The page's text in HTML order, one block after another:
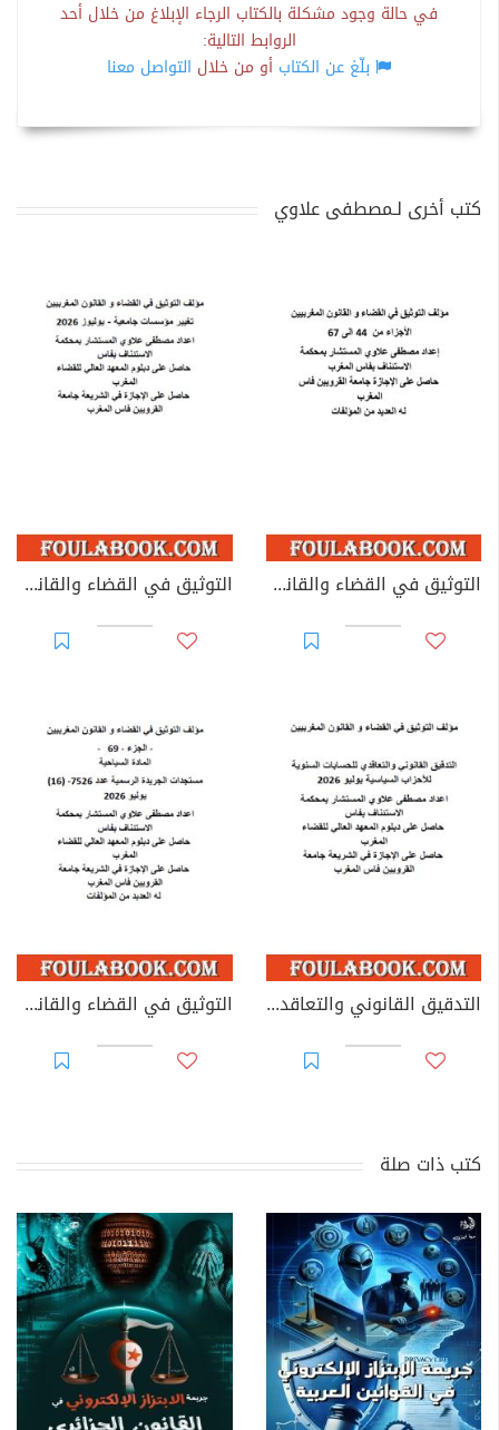
في حالة وجود مشكلة بالكتاب الرجاء الإبلاغ من خلال أحد
الروابط التالية:
بلّغ عن الكتاب أو من خلال التواصل معنا
كتب أخرى لـمصطفى علاوي
التوثيق في القضاء والقانون المغربيين - الأجزاء من 44 إلى 67 التوثيق في القضاء والقانون المغربيين: تغيير مؤسسات جامعية - يوليوز 2026
التدقيق القانوني والتعاقدي للحسابات السنوية للأحزاب السياسية التوثيق في القضاء والقانون المغربيين - الجزء 69
كتب ذات صلة